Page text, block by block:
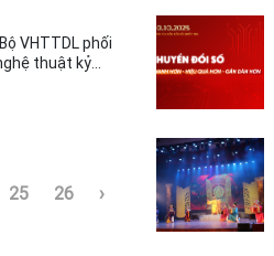
VHTTDL phối
thuật kỷ
25 26 ›